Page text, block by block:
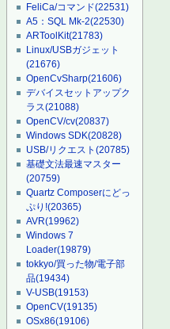
FeliCa/コマンド(22531)
A5：SQL Mk-2(22530)
ARToolKit(21783)
Linux/USBガジェット
(21676)
OpenCvSharp(21606)
デバイスセットアップク
ラス(21088)
OpenCV/cv(20837)
Windows SDK(20828)
USB/リクエスト(20785)
基礎文法最速マスター
(20759)
Quartz Composerにどっ
ぷり!(20365)
AVR(19962)
Windows 7
Loader(19879)
tokkyo/買った物/電子部
品(19434)
V-USB(19153)
OpenCV(19135)
OSx86(19106)